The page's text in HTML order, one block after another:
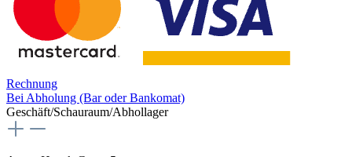
Rechnung
Bei Abholung (Bar oder Bankomat)
Geschäft/Schauraum/Abhollager